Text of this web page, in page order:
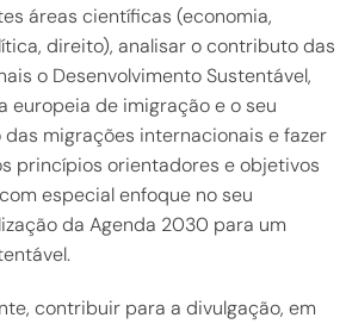
áreas científicas (economia,
direito), analisar o contributo das
o Desenvolvimento Sustentável,
europeia de imigração e o seu
migrações internacionais e fazer
princípios orientadores e objetivos
especial enfoque no seu
da Agenda 2030 para um
contribuir para a divulgação, em